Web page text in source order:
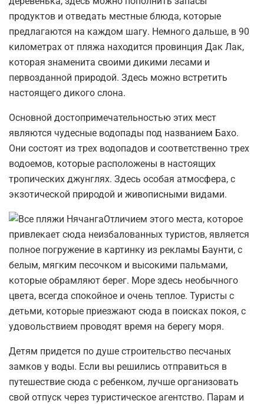
продуктов и отведать местные блюда, которые
предлагаются на каждом шагу. Немного дальше, в 90
километрах от пляжа находится провинция Дак Лак,
которая знаменита своими дикими лесами и
первозданной природой. Здесь можно встретить
настоящего дикого слона.
Основной достопримечательностью этих мест
являются чудесные водопады под названием Бахо.
Они состоят из трех водопадов и соответственно трех
водоемов, которые расположены в настоящих
тропических джунглях. Здесь особая атмосфера, с
экзотической природой и живописными видами.
Отличием этого места, которое
привлекает сюда неизбалованных туристов, является
полное погружение в картинку из рекламы Баунти, с
белым, мягким песочком и высокими пальмами,
которые обрамляют берег. Море здесь необычного
цвета, всегда спокойное и очень теплое. Туристы с
детьми, которые приезжают сюда в поисках покоя, с
удовольствием проводят время на берегу моря.
Детям придется по душе строительство песчаных
замков у воды. Если вы решились отправиться в
путешествие сюда с ребенком, лучше организовать
свой отпуск через туристическое агентство. Парам и